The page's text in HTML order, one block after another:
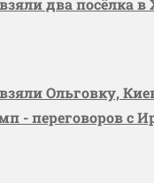
два посёлка
Ольговку,
- переговоров с